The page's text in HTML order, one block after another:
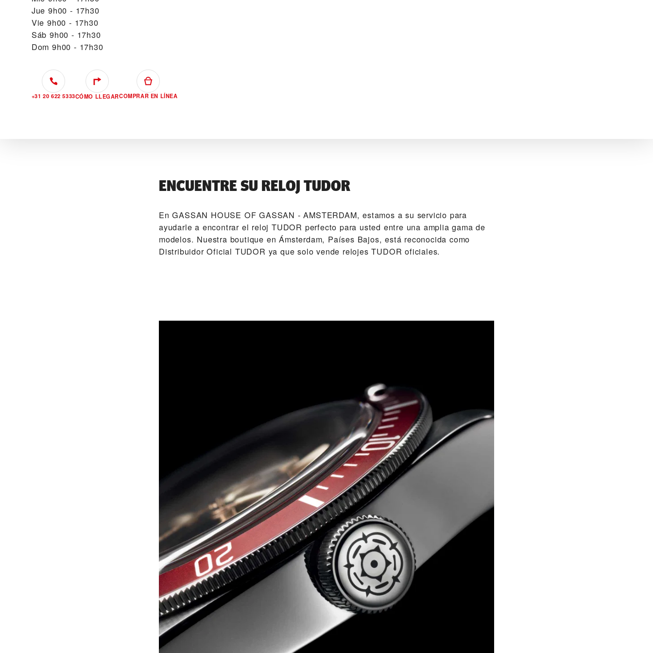
Jue 9h00 - 17h30
Vie 9h00 - 17h30
Sáb 9h00 - 17h30
Dom 9h00 - 17h30
+31 20 622 5333CÓMO LLEGARCOMPRAR EN LÍNEA
ENCUENTRE SU RELOJ TUDOR
En ‭GASSAN HOUSE OF GASSAN - AMSTERDAM‬, estamos a su servicio para
ayudarle a encontrar el reloj TUDOR perfecto para usted entre una amplia gama de
modelos. Nuestra boutique en Ámsterdam, Países Bajos, está reconocida como
Distribuidor Oficial TUDOR ya que solo vende relojes TUDOR oficiales.